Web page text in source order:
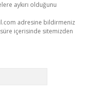
aykırı olduğunu
adresine bildirmeniz
içerisinde sitemizden